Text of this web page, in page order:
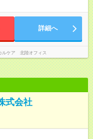
詳細へ
ルケア 北陸オフィス
式会社